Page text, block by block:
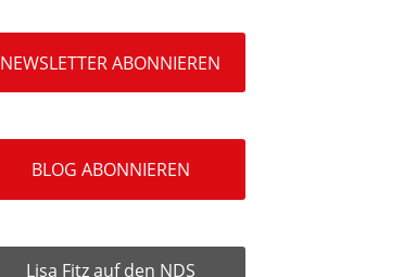
NEWSLETTER ABONNIEREN
BLOG ABONNIEREN
Lisa Fitz auf den NDS